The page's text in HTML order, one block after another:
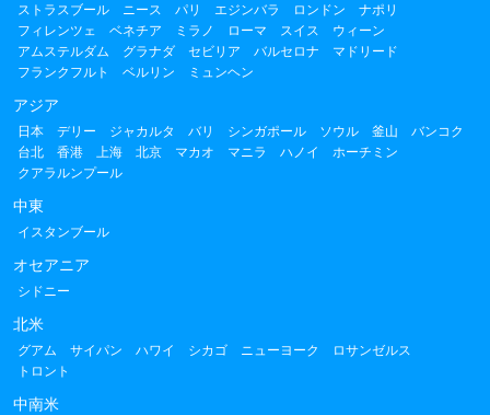
ストラスブール ニース パリ エジンバラ ロンドン
ナポリ
フィレンツェ
ベネチア ミラノ ローマ スイス
ウィーン
アムステルダム
グラナダ セビリア バルセロナ
マドリード
フランクフルト
ベルリン ミュンヘン
アジア
日本 デリー ジャカルタ バリ シンガポール ソウル 釜山
バンコク
台北
香港 上海 北京 マカオ マニラ ハノイ
ホーチミン
クアラルンプール
中東
イスタンブール
オセアニア
シドニー
北米
グアム サイパン ハワイ シカゴ ニューヨーク
ロサンゼルス
トロント
中南米